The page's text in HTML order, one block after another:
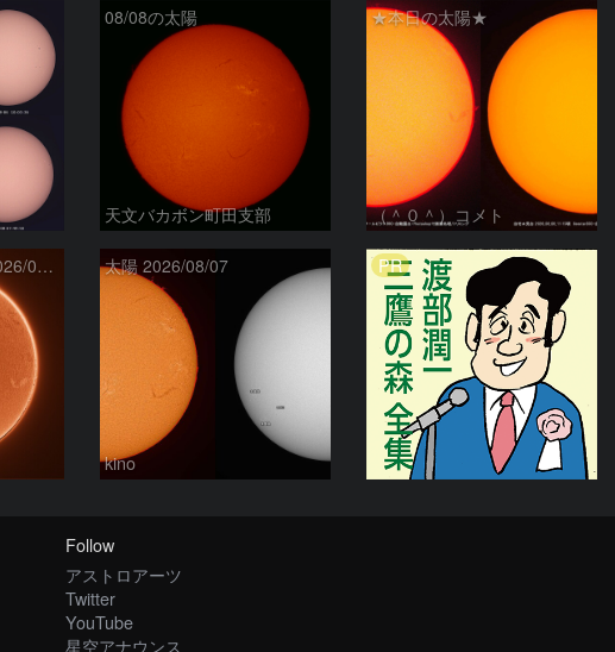
08/08の太陽
天文バカボン町田支部
★本日の太陽★
（＾０＾）コメト
太陽 Hα線全面像 2026/08/08 太陽 2026/08/07
kino
PR
Follow
アストロアーツ
Twitter
YouTube
星空アナウンス